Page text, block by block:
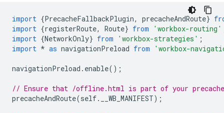
import {PrecacheFallbackPlugin, precacheAndRoute}
import {registerRoute, Route} from 'workbox-routing'
import {NetworkOnly} from 'workbox-strategies' ;
import * as navigationPreload from 'workbox-
navigationPreload . enable();
// Ensure that /offline.html is part of your
precacheAndRoute(self. __WB_MANIFEST);